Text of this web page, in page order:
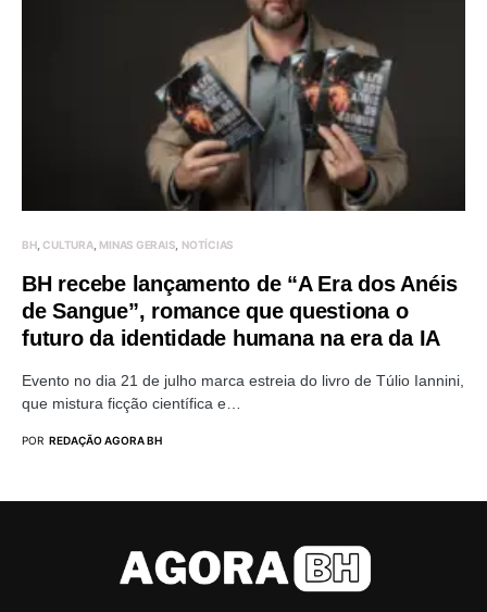
BH CULTURA MINAS GERAIS NOTÍCIAS
BH recebe lançamento de “A Era dos Anéis
de Sangue”, romance que questiona o
futuro da identidade humana na era da IA
Evento no dia 21 de julho marca estreia do livro de Túlio Iannini,
que mistura ficção científica e…
POR REDAÇÃO AGORA BH